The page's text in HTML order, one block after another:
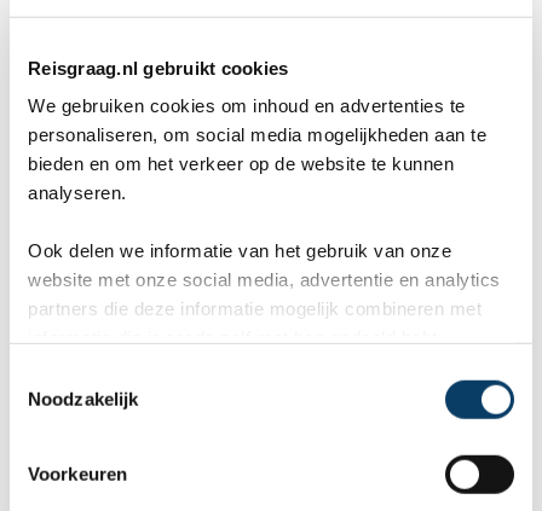
Reisgraag.nl gebruikt cookies
We gebruiken cookies om inhoud en advertenties te
personaliseren, om social media mogelijkheden aan te
bieden en om het verkeer op de website te kunnen
analyseren.
Ook delen we informatie van het gebruik van onze
website met onze social media, advertentie en analytics
partners die deze informatie mogelijk combineren met
Noodzakelijk
Voorkeuren
ben je liefhebber van wandelen en
bergbeklimmen? Dan zijn de Dolomieten een
paradijsje! Ook op toeristen die wat minder
sportief zijn heeft het een enorme
aantrekkingskracht. De bergketen is gelegen in
het noordoosten van het land en je herkent het
aan de enorm ruige bergtoppen. Het uitzicht dat
je hier hebt is echt onbetaalbaar. Naast dat er
mooie wandelroutes te vinden zijn, zijn er ook
voor de echte natuurliefhebber dus!